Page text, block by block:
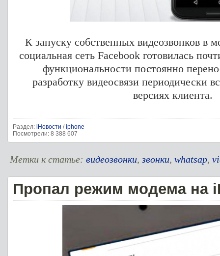
К запуску собственных видеозвонков в
социальная сеть Facebook готовилась
функциональности постоянно
разработку видеосвязи периодически
версиях клиента.
Раздел: iНовости /iphone
Посмотрели: 8 388 607
Метки к статье: видеозвонки,звонки, whatsap,
Пропал режим модема на